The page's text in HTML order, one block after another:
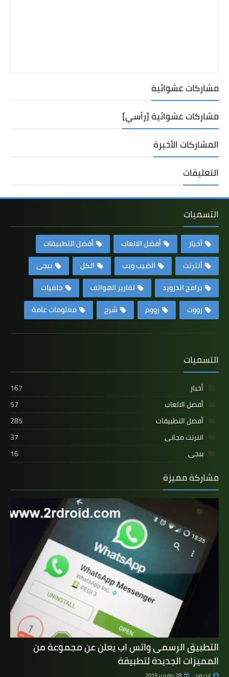
مشاركات عشوائية
مشاركات عشوائية [رأسي]
المشاركات الأخيرة
التعليقات
التسميات
أخبار أفضل الالعاب
أفضل التطبيقات
أنترنت
الضيب ويب الكل
ببجى
برامج اندرويد
تقارير الهواتف
خلفيات
رووت
رووم شرح معلومات عامة
التسميات
أخبار
167
أفضل الالعاب
57
أفضل التطبيقات
285
انترنت مجانى
37
ببجى
16
مشاركة مميزة
التطبيق الرسمى واتس اب يعلن عن مجموعة من
المميزات الجديدة لتطبيقة